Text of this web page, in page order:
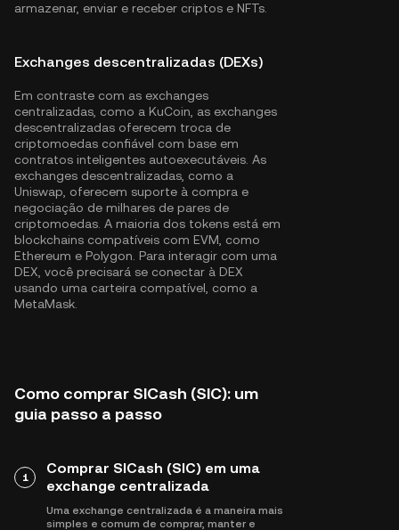
armazenar, enviar e receber criptos e NFTs.
Exchanges descentralizadas (DEXs)
Em contraste com as exchanges
centralizadas, como a KuCoin, as exchanges
descentralizadas oferecem troca de
criptomoedas confiável com base em
contratos inteligentes autoexecutáveis. As
exchanges descentralizadas, como a
Uniswap, oferecem suporte à compra e
negociação de milhares de pares de
criptomoedas. A maioria dos tokens está em
blockchains compatíveis com EVM, como
Ethereum e Polygon . Para interagir com uma
DEX, você precisará se conectar à DEX
usando uma carteira compatível, como a
MetaMask.
Como comprar SICash (SIC): um
guia passo a passo
1
Comprar SICash (SIC) em uma
exchange centralizada
Uma exchange centralizada é a maneira mais
simples e comum de comprar, manter e